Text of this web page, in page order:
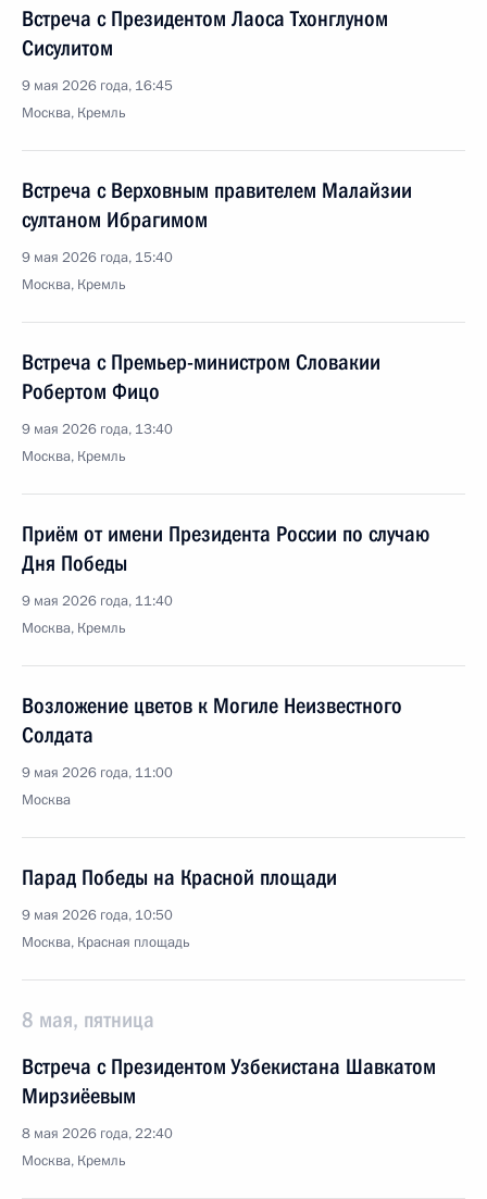
Встреча с Президентом Лаоса Тхонглуном
Сисулитом
9 мая 2026 года, 16:45
Москва, Кремль
Встреча с Верховным правителем Малайзии
султаном Ибрагимом
9 мая 2026 года, 15:40
Москва, Кремль
Встреча с Премьер-министром Словакии
Робертом Фицо
9 мая 2026 года, 13:40
Москва, Кремль
Приём от имени Президента России по случаю
Дня Победы
9 мая 2026 года, 11:40
Москва, Кремль
Возложение цветов к Могиле Неизвестного
Солдата
9 мая 2026 года, 11:00
Москва
Парад Победы на Красной площади
9 мая 2026 года, 10:50
Москва, Красная площадь
8 мая, пятница
Встреча с Президентом Узбекистана Шавкатом
Мирзиёевым
8 мая 2026 года, 22:40
Москва, Кремль